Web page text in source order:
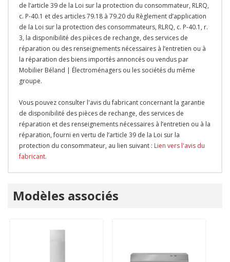
de l’article 39 de la Loi sur la protection du consommateur, RLRQ,
c. P-40.1 et des articles 79.18 à 79.20 du Règlement d’application
de la Loi sur la protection des consommateurs, RLRQ, c. P-40.1, r.
3, la disponibilité des pièces de rechange, des services de
réparation ou des renseignements nécessaires à l’entretien ou à
la réparation des biens importés annoncés ou vendus par
Mobilier Béland | Électroménagers ou les sociétés du même
groupe.
Vous pouvez consulter l'avis du fabricant concernant la garantie
de disponibilité des pièces de rechange, des services de
réparation et des renseignements nécessaires à l’entretien ou à la
réparation, fourni en vertu de l’article 39 de la Loi sur la
protection du consommateur, au lien suivant : Lien vers l'avis du
fabricant.
Modèles associés